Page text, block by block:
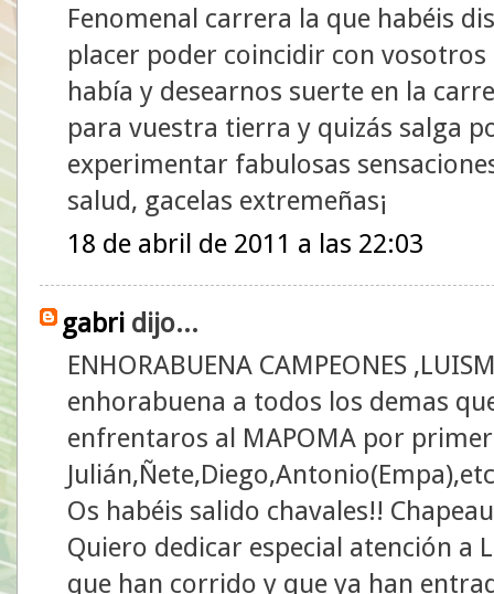
Fenomenal carrera la que habéis
placer poder coincidir con
había y desearnos suerte en la
para vuestra tierra y quizás salga
experimentar fabulosas
salud, gacelas extremeñas¡
18 de abril de 2011 a las 22:03
gabri dijo...
ENHORABUENA CAMPEONES
enhorabuena a todos los demas
enfrentaros al MAPOMA por
Os habéis salido chavales!!
Quiero dedicar especial atención a
que han corrido y que ya han